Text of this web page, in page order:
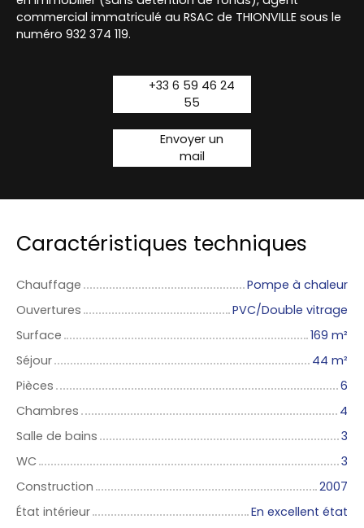
commercial immatriculé au RSAC de THIONVILLE sous le
numéro 932 374 119.
+33 6 59 46 24
55
Envoyer un
mail
Caractéristiques techniques
Chauffage
Pompe à chaleur
Ouvertures
PVC/Double vitrage
Surface
169 m²
Séjour
44 m²
Pièces
6
Chambres
4
Salle de bains
3
WC
3
Construction
2007
État intérieur
En excellent état